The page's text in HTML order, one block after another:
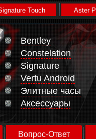
Touch Aster P
Bentley
Constelation
Signature
Vertu Android
Элитные часы
Аксессуары
Вопрос-Ответ